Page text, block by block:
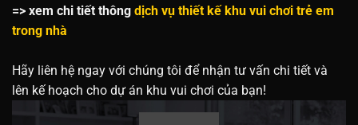
=> xem chi tiết thông dịch vụ thiết kế khu vui chơi trẻ em
trong nhà
Hãy liên hệ ngay với chúng tôi để nhận tư vấn chi tiết và
lên kế hoạch cho dự án khu vui chơi của bạn!